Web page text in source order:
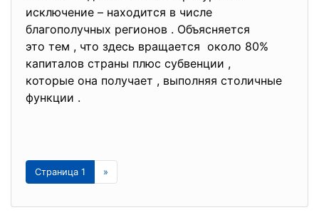
исключение – находится в числе
благополучных регионов . Объясняется
это тем , что здесь вращается около 80%
капиталов страны плюс субвенции ,
которые она получает , выполняя столичные
функции .
Страница 1 »